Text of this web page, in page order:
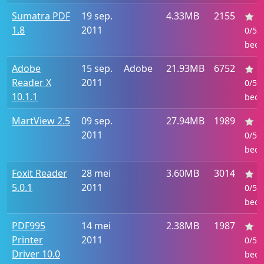
Sumatra PDF
1.8
19 sep.
2011
4.33MB 2155
0/5
Adobe
Reader X
10.1.1
15 sep.
2011
Adobe 21.93MB 6752
0/5
MartView 2.5
09 sep.
2011
27.94MB 1989
0/5
Foxit Reader
5.0.1
28 mei
2011
3.60MB 3014
0/5
PDF995
Printer
Driver 10.0
14 mei
2011
2.38MB 1987
0/5